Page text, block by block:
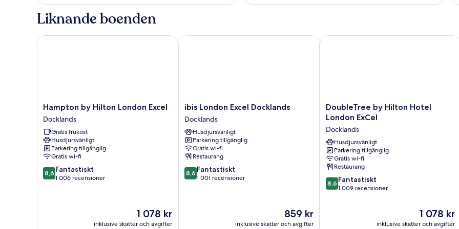
queensize-
med
Liknande boenden
Hampton
by
Hilton
London
Excel
Docklands
Hampton by Hilton London Excel
Docklands
Gratis frukost
Husdjursvänligt
Parkering tillgänglig
Gratis wi-fi
8.6
av
8,6 Fantastiskt
1 006 recensioner
Priset
är
1 078 kr
inklusive skatter och avgifter
Hampton by Hilton London Excel
ibis
London
Excel
Docklands
Docklands
ibis London Excel Docklands
Docklands
Husdjursvänligt
Parkering tillgänglig
Gratis wi-fi
Restaurang
8.6
av
8,6 Fantastiskt
1 001 recensioner
Priset
är
859 kr
inklusive skatter och avgifter
ibis London Excel Docklands
DoubleTree
by
Hotel
London
ExCel
Docklands
DoubleTree by Hilton Hotel
London ExCel
Docklands
Husdjursvänligt
Parkering tillgänglig
Gratis wi-fi
Restaurang
8.6
av
8,6 Fantastiskt
1 009 recensioner
Priset
är
1 078 kr
inklusive skatter och avgifter
DoubleTree by Hilton Hotel London